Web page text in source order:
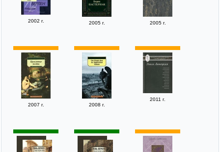
2002 г. 2005 г. 2005 г.
2007 г. 2008 г.
2011 г.